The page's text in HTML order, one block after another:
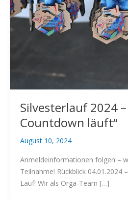
Silvesterlauf 2024
Countdown läuft“
August 10, 2024
Anmeldeinformationen folgen –
Teilnahme! Rückblick 04.01.2024
Lauf! Wir als Orga-Team […]